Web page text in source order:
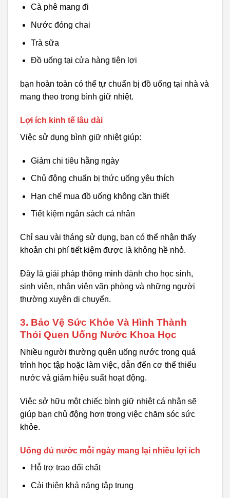
Cà phê mang đi
Nước đóng chai
Trà sữa
Đồ uống tại cửa hàng tiện lợi
bạn hoàn toàn có thể tự chuẩn bị đồ uống tại nhà và
mang theo trong bình giữ nhiệt.
Lợi ích kinh tế lâu dài
Việc sử dụng bình giữ nhiệt giúp:
Giảm chi tiêu hằng ngày
Chủ động chuẩn bị thức uống yêu thích
Hạn chế mua đồ uống không cần thiết
Tiết kiệm ngân sách cá nhân
Chỉ sau vài tháng sử dụng, bạn có thể nhận thấy
khoản chi phí tiết kiệm được là không hề nhỏ.
Đây là giải pháp thông minh dành cho học sinh,
sinh viên, nhân viên văn phòng và những người
thường xuyên di chuyển.
3. Bảo Vệ Sức Khỏe Và Hình Thành
Thói Quen Uống Nước Khoa Học
Nhiều người thường quên uống nước trong quá
trình học tập hoặc làm việc, dẫn đến cơ thể thiếu
nước và giảm hiệu suất hoạt động.
Việc sở hữu một chiếc bình giữ nhiệt cá nhân sẽ
giúp bạn chủ động hơn trong việc chăm sóc sức
khỏe.
Uống đủ nước mỗi ngày mang lại nhiều lợi ích
Hỗ trợ trao đổi chất
Cải thiện khả năng tập trung